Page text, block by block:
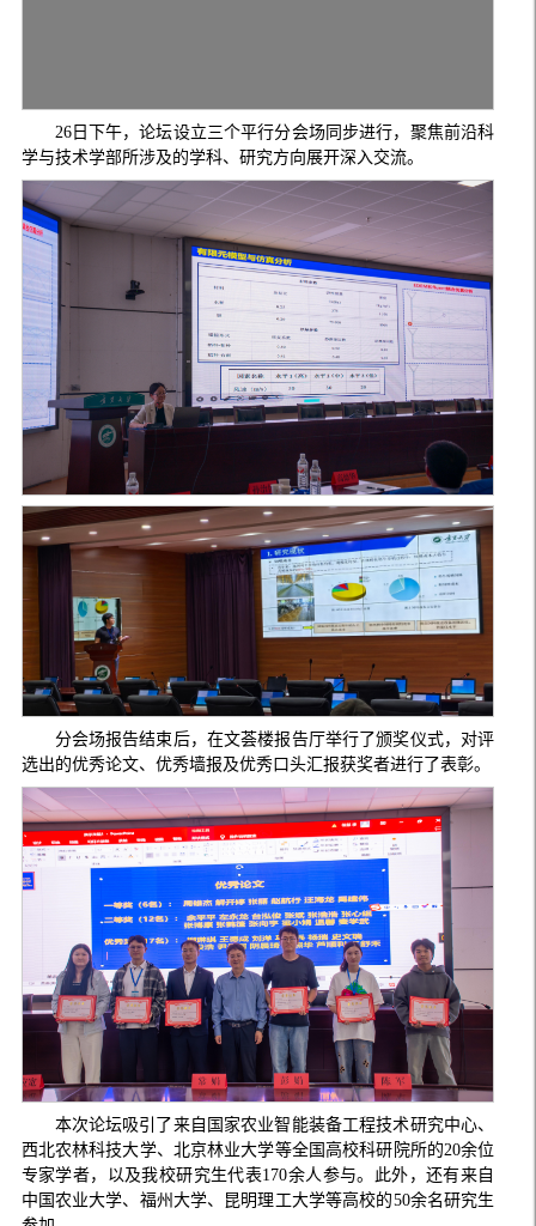
26日下午，论坛设立三个平行分会场同步进行，聚焦前沿科
学与技术学部所涉及的学科、研究方向展开深入交流。
分会场报告结束后，在文荟楼报告厅举行了颁奖仪式，对评
选出的优秀论文、优秀墙报及优秀口头汇报获奖者进行了表彰。
本次论坛吸引了来自国家农业智能装备工程技术研究中心、
西北农林科技大学、北京林业大学等全国高校科研院所的20余位
专家学者，以及我校研究生代表170余人参与。此外，还有来自
中国农业大学、福州大学、昆明理工大学等高校的50余名研究生